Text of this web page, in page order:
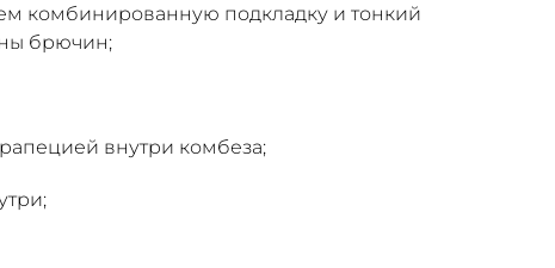
комбинированную подкладку и тонкий
брючин;
внутри комбеза;